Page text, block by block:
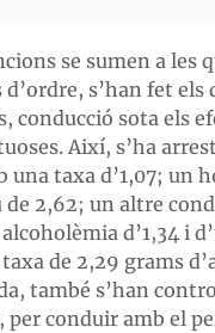
se sumen a les
s’han fet els
conducció sota els
Així, s’ha
una taxa d’1,07; un
2,62; un altre
d’1,34 i
de 2,29 grams
també s’han
per conduir amb el